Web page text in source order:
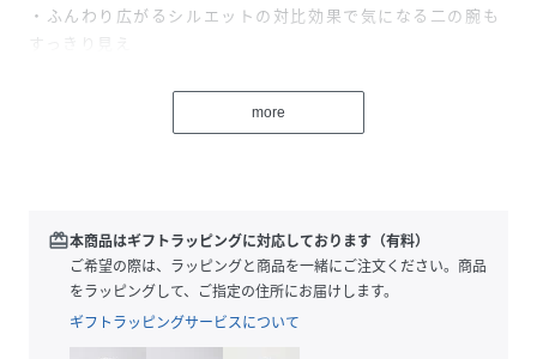
・ふんわり広がるシルエットの対比効果で気になる二の腕も
すっきり見え
・背中の涙あきを華奢なリボンで結ぶ仕様。程よい肌見せ
・単色では表現できない表情豊かな1枚
スタイリングポイント
・デニム合わせでカジュアルダウン
・スラックスやタックパンツできれいめコーデに
more
redeem本商品はギフトラッピングに対応しております（有料）
ご希望の際は、ラッピングと商品を一緒にご注文ください。商品
をラッピングして、ご指定の住所にお届けします。
ギフトラッピングサービスについて